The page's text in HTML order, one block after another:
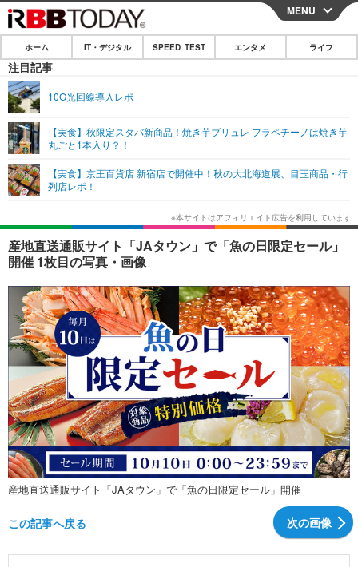
CLOSE
ホーム
IT・デジタル
ネタ
ショッピング その他
SPEED TEST
エンタメ
エンタメTOP
韓国・芸能
音楽 スポーツ
ショッピング その他
ライフ
ライフTOP グルメ
ペット ショッピング
その他
リリース一覧
プッシュ通知の停止方法
MENU
ホーム IT・デジタル SPEED TEST エンタメ ライフ
注目記事
10G光回線導入レポ
【実食】秋限定スタバ新商品！焼き芋ブリュレ フラペチーノは焼き芋
丸ごと1本入り？！
【実食】京王百貨店 新宿店で開催中！秋の大北海道展、目玉商品・行
列店レポ！
産地直送通販サイト「JAタウン」で「魚の日限定セール」
開催 1枚目の写真・画像
産地直送通販サイト「JAタウン」で「魚の日限定セール」開催
次の画像
この記事へ戻る